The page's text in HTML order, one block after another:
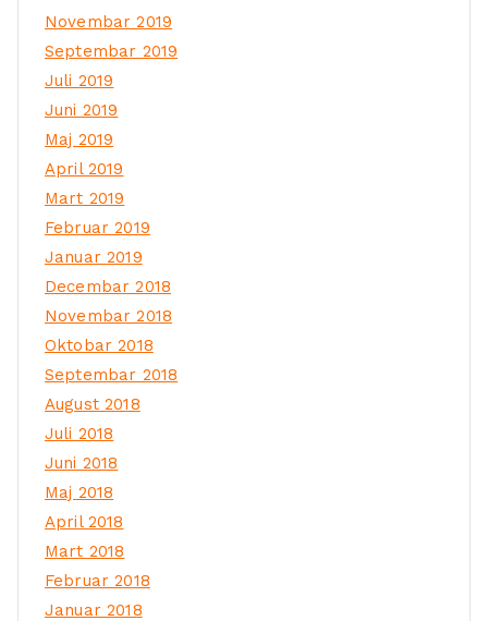
Novembar 2019
Septembar 2019
Juli 2019
Juni 2019
Maj 2019
April 2019
Mart 2019
Februar 2019
Januar 2019
Decembar 2018
Novembar 2018
Oktobar 2018
Septembar 2018
August 2018
Juli 2018
Juni 2018
Maj 2018
April 2018
Mart 2018
Februar 2018
Januar 2018